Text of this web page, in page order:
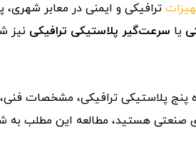
ترافیکی و ایمنی در معابر شهری،
یا سرعت‌گیر پلاستیکی ترافیکی نیز
پنج پلاستیکی ترافیکی، مشخصات
صنعتی هستید، مطالعه این مطلب به